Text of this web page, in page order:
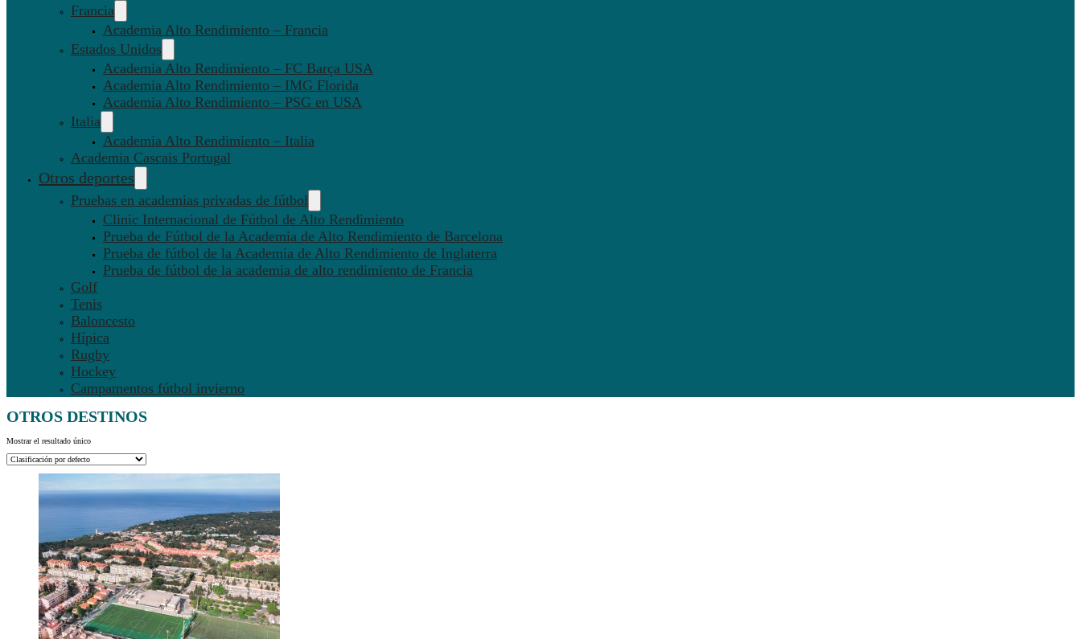
Francia
Academia Alto Rendimiento – Francia
Estados Unidos
Academia Alto Rendimiento – FC Barça USA
Academia Alto Rendimiento – IMG Florida
Academia Alto Rendimiento – PSG en USA
Italia
Academia Alto Rendimiento – Italia
Academia Cascais Portugal
Otros deportes
Pruebas en academias privadas de fútbol
Clinic Internacional de Fútbol de Alto Rendimiento
Prueba de Fútbol de la Academia de Alto Rendimiento de Barcelona
Prueba de fútbol de la Academia de Alto Rendimiento de Inglaterra
Prueba de fútbol de la academia de alto rendimiento de Francia
Golf
Tenis
Baloncesto
Hípica
Rugby
Hockey
Campamentos fútbol invierno
OTROS DESTINOS
Mostrar el resultado único